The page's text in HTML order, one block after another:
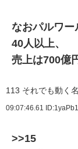
なおパルワー
40人以上、
売上は700億
113 それでも動く
09:07:46.61
>>15